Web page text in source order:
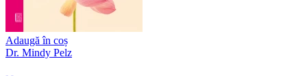
Adaugă în coș
Dr. Mindy Pelz